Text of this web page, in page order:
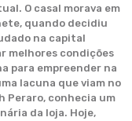
O casal morava em
quando decidiu
na capital
melhores condições
para empreender na
lacuna que viam no
Peraro, conhecia um
da loja. Hoje,